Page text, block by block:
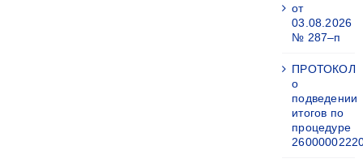
от
03.08.2026
№ 287–п
ПРОТОКОЛ
о
подведении
итогов по
процедуре